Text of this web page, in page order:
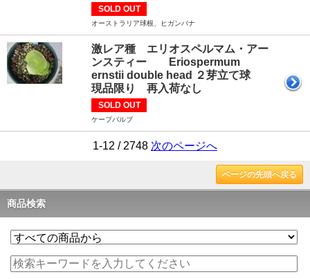
SOLD OUT
オーストラリア球根、ヒガンバナ
激レア種 エリオスペルマム・アー
ンスティー Eriospermum
ernstii double head ２芽立て球
現品限り 再入荷なし
SOLD OUT
ケープバルブ
1-12 / 2748 次のページへ
ページの先頭へ戻る
商品検索